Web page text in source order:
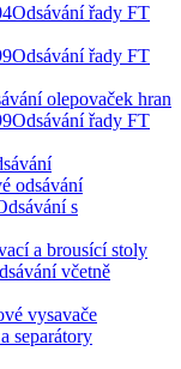
Odsávání řady FT
Odsávání řady FT
olepovaček hran
Odsávání řady FT
odsávání
s
a brousící stoly
včetně
vysavače
separátory